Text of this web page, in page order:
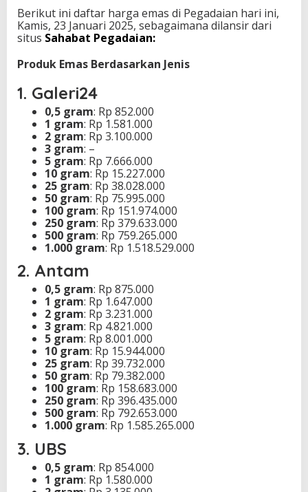
Berikut ini daftar harga emas di Pegadaian hari ini,
Kamis, 23 Januari 2025, sebagaimana dilansir dari
situs Sahabat Pegadaian:
Produk Emas Berdasarkan Jenis
1. Galeri24
0,5 gram: Rp 852.000
1 gram: Rp 1.581.000
2 gram: Rp 3.100.000
3 gram: –
5 gram: Rp 7.666.000
10 gram: Rp 15.227.000
25 gram: Rp 38.028.000
50 gram: Rp 75.995.000
100 gram: Rp 151.974.000
250 gram: Rp 379.633.000
500 gram: Rp 759.265.000
1.000 gram: Rp 1.518.529.000
2. Antam
0,5 gram: Rp 875.000
1 gram: Rp 1.647.000
2 gram: Rp 3.231.000
3 gram: Rp 4.821.000
5 gram: Rp 8.001.000
10 gram: Rp 15.944.000
25 gram: Rp 39.732.000
50 gram: Rp 79.382.000
100 gram: Rp 158.683.000
250 gram: Rp 396.435.000
500 gram: Rp 792.653.000
1.000 gram: Rp 1.585.265.000
3. UBS
0,5 gram: Rp 854.000
1 gram: Rp 1.580.000